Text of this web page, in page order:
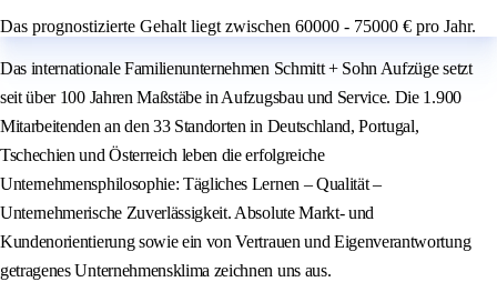
Das prognostizierte Gehalt liegt zwischen 60000 - 75000 € pro Jahr.
Das internationale Familienunternehmen Schmitt + Sohn Aufzüge setzt
seit über 100 Jahren Maßstäbe in Aufzugsbau und Service. Die 1.900
Mitarbeitenden an den 33 Standorten in Deutschland, Portugal,
Tschechien und Österreich leben die erfolgreiche
Unternehmensphilosophie: Tägliches Lernen – Qualität –
Unternehmerische Zuverlässigkeit. Absolute Markt- und
Kundenorientierung sowie ein von Vertrauen und Eigenverantwortung
getragenes Unternehmensklima zeichnen uns aus.